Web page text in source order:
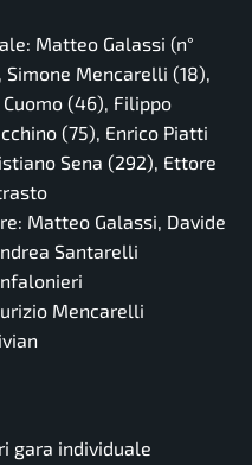
Matteo Galassi (n°
Mencarelli (18),
(46), Filippo
(75), Enrico Piatti
Sena (292), Ettore
Matteo Galassi, Davide
Santarelli
Mencarelli
gara individuale